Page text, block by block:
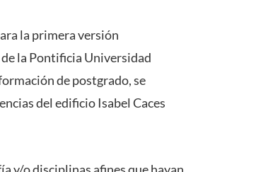
la primera versión
de la Pontificia Universidad
de postgrado, se
del edificio Isabel Caces